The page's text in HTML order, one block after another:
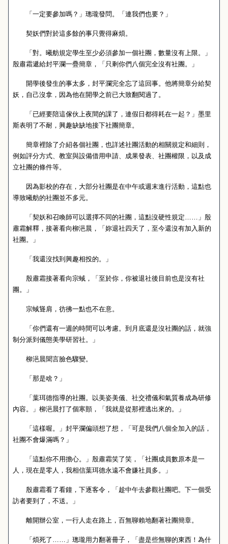
「一定要參加嗎？」璁瓏發問。「連我們也要？」
契妖們對於這多餘的事只覺得麻煩。
「對。曦舫規定學生至少必須參加一個社團，數量沒有上限。」
殷肅霜遞給封平瀾一疊簡章，「只剩你們八個完全沒有社團。」
開學後發生的事太多，封平瀾完全忘了這回事。他將簡章分給契
妖，自己沒拿，因為他在開學之前已大致翻閱過了。
「已經要陪這傢伙上夜間的課了，連假日都得耗在一起？」墨里
斯表明了不耐，興趣缺缺地接下社團簡章。
簡章裡除了介紹各個社團，也詳述社團活動的相關規定和細則，
例如評分方式、教室與設備借用申請、成果發表、社團權限，以及成
立社團的條件等。
因為影校的存在，大部分社團是在中午或週末進行活動，這點也
導致曦舫的社團並不多元。
「契妖和召喚師可以選擇不同的社團，這點沒硬性規定……」殷
肅霜解釋，接著看向柳浥晨，「妳退社四天了，至今還沒有加入新的
社團。」
「我還沒找到興趣相投的。」
殷肅霜接著看向宗蜮，「至於你，你被退社後目前也是沒有社
團。」
宗蜮聳肩，彷彿一點也不在意。
「你們還有一週的時間可以考慮。到月底還是沒社團的話，就強
制分派到儀態美學研習社。」
柳浥晨聞言臉色驟變。
「那是啥？」
「葉珥德指導的社團。以美姿美儀、社交禮儀和氣質養成為研修
內容。」柳浥晨打了個寒顫，「我就是從那裡逃出來的。」
「這樣喔。」封平瀾偏頭想了想，「可是我們八個全加入的話，
社團不會爆滿嗎？」
「這點你不用擔心。」殷肅霜笑了笑，「社團成員數原本是一
人，現在是零人，我相信葉珥德永遠不會嫌社員多。」
殷肅霜看了看鐘，下逐客令，「趁中午去參觀社團吧。下一個受
訪者要到了，不送。」
離開辦公室，一行人走在路上，百無聊賴地翻著社團簡章。
「煩死了……」璁瓏用力翻著冊子，「盡是些無聊的東西！為什